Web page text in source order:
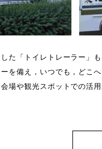
た「トイレトレーラー」
を備え，いつでも，どこ
場や観光スポットでの活